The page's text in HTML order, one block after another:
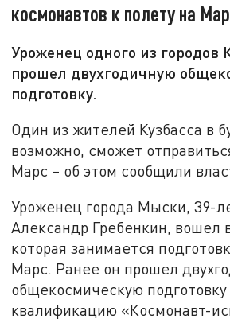
космонавтов к полету на
Уроженец одного из городов
прошел двухгодичную
подготовку.
Один из жителей Кузбасса в
возможно, сможет
Марс – об этом сообщили
Уроженец города Мыски, 39-
Александр Гребенкин, вошел
которая занимается
Марс. Ранее он прошел
общекосмическую
квалификацию «Космонавт-